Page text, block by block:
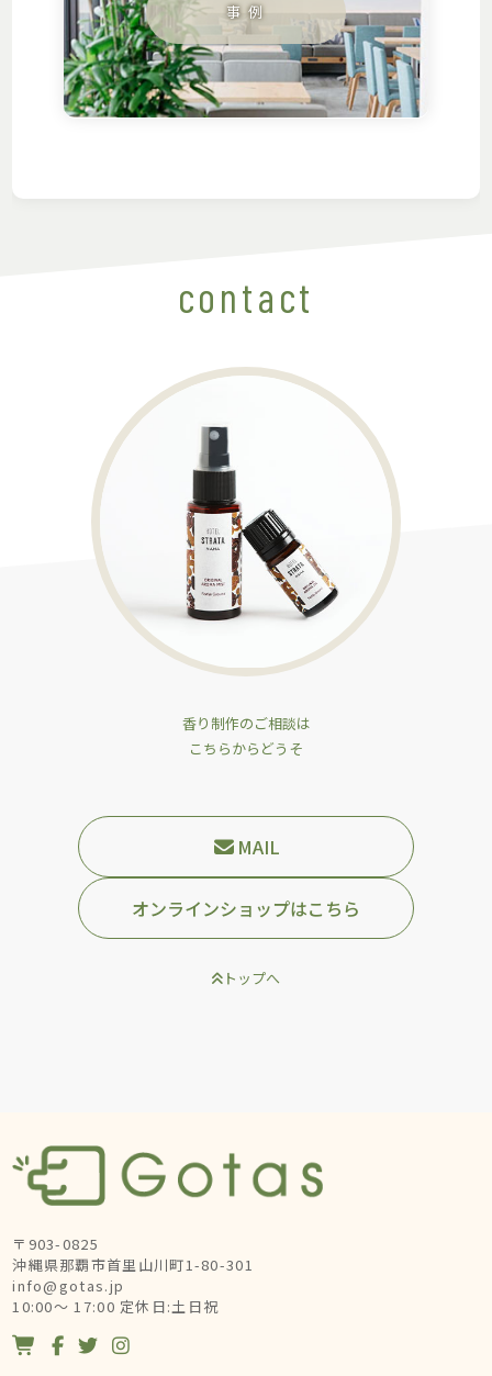
contact
香り制作のご相談は
こちらからどうそ
MAIL
オンラインショップはこちら
トップへ
〒903-0825
沖縄県那覇市首里山川町1-80-301
info@gotas.jp
10:00～ 17:00 定休日:土日祝
   